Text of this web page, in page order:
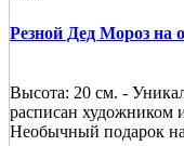
Резной Дед Мороз на
Высота: 20 см. -
расписан художником
Необычный подарок